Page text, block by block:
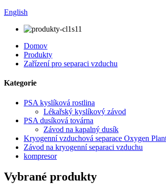
English
Domov
Produkty
Zařízení pro separaci vzduchu
Kategorie
PSA kyslíková rostlina
Lékařský kyslíkový závod
PSA dusíková továrna
Závod na kapalný dusík
Kryogenní vzduchová separace Oxygen
Závod na kryogenní separaci vzduchu
kompresor
Vybrané produkty